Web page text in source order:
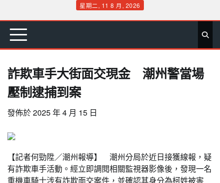
content
星期二, 11 8 月, 2026
首 要 娛 生 社 文 公 運 旅 政 地 專
詐欺車手大街面交現金 潮州警當場
壓制逮捕到案
發佈於2025 年 4 月 15 日
【記者何勁陞／潮州報導】 潮州分局於近日接獲線報，疑
有詐欺車手活動。經立即調閱相關監視器影像後，發現一名
重機車騎士涉有詐欺面交案件，並確認其身分為柯姓被害